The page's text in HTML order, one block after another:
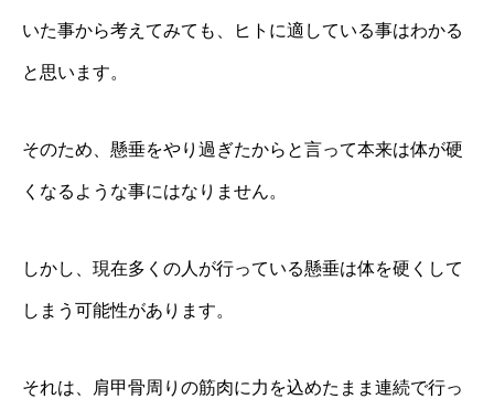
いた事から考えてみても、ヒトに適している事はわかる
と思います。
そのため、懸垂をやり過ぎたからと言って本来は体が硬
くなるような事にはなりません。
しかし、現在多くの人が行っている懸垂は体を硬くして
しまう可能性があります。
それは、肩甲骨周りの筋肉に力を込めたまま連続で行っ